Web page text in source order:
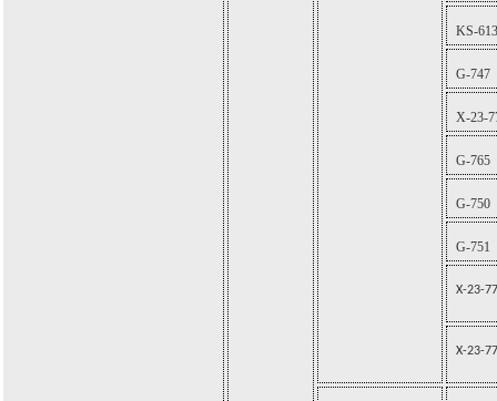
KS-613
G-747
X-23-
G-765
G-750
G-751
X-23-
X-23-